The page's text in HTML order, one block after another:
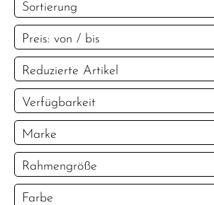
Sortierung
Preis: von / bis
PREISFILTER ANWENDEN
Reduzierte Artikel
Reduzierte Artikel
Verfügbarkeit
Marke
BESV BH
Rahmengröße
L
Farbe